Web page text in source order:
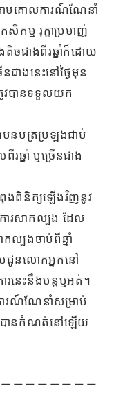
មគោលការណ៍ណែនាំ
ម្ម រុក្ខាប្រមាញ់
ចជាងពីរឆ្នាំក៏ដោយ
ជាងនេះនៅថ្ងៃមុន
វបានទទួលយក
ាបនបត្រប្រឡងជាប់
រឆ្នាំ ឬច្រើនជាង
ងពិនិត្យឡើងវិញនូវ
ារសាកល្បង ដែល
ល្បងចាប់ពីឆ្នាំ
ជូនលោកអ្នកនៅ
រនេះនឹងបន្តឬអត់។
ារណ៍ណែនាំសម្រាប់
បានកំណត់នៅឡើយ
－－－－－－－